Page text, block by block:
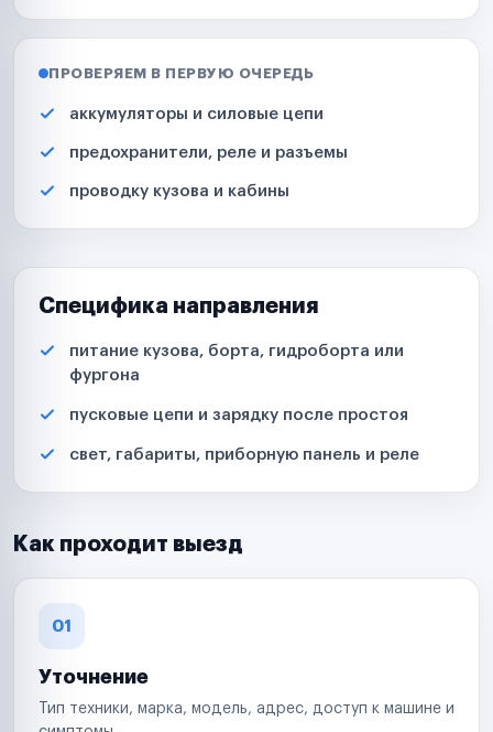
ПРОВЕРЯЕМ В ПЕРВУЮ ОЧЕРЕДЬ
аккумуляторы и силовые цепи
предохранители, реле и разъемы
проводку кузова и кабины
Специфика направления
питание кузова, борта, гидроборта или
фургона
пусковые цепи и зарядку после простоя
свет, габариты, приборную панель и реле
Как проходит выезд
01
Уточнение
Тип техники, марка, модель, адрес, доступ к машине и